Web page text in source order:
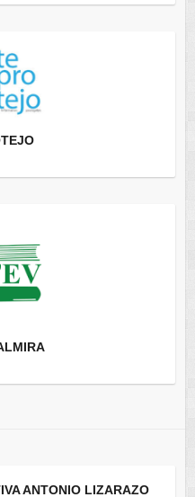
ANTONIO LIZARAZO